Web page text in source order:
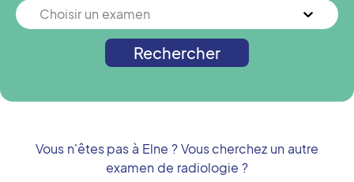
Choisir un examen
Rechercher
Vous n'êtes pas à Elne ? Vous cherchez un autre
examen de radiologie ?